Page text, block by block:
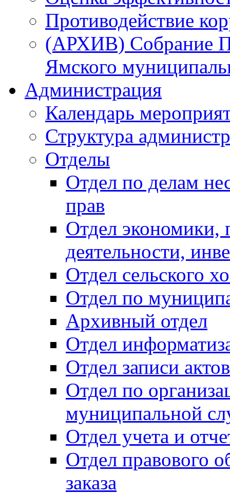
Противодействие
(АРХИВ) Собрание
Ямского
Администрация
Календарь
Структура
Отделы
Отдел по делам
прав
Отдел экономики,
деятельности,
Отдел сельского
Отдел по
Архивный отдел
Отдел
Отдел записи
Отдел по
муниципальной
Отдел учета и
Отдел правового
заказа